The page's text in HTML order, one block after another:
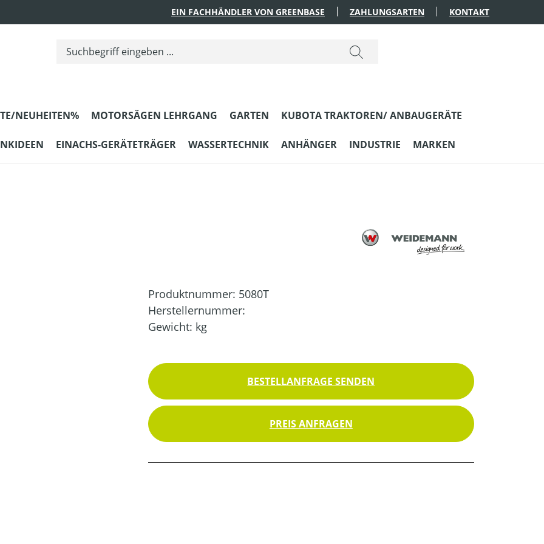
EIN FACHHÄNDLER VON GREENBASE ZAHLUNGSARTEN KONTAKT
NEUHEITEN% MOTORSÄGEN LEHRGANG GARTEN KUBOTA TRAKTOREN/ ANBAUGERÄTE
EINACHS-GERÄTETRÄGER WASSERTECHNIK ANHÄNGER INDUSTRIE MARKEN
Produktnummer: 5080T
Herstellernummer:
Gewicht: kg
BESTELLANFRAGE SENDEN
PREIS ANFRAGEN